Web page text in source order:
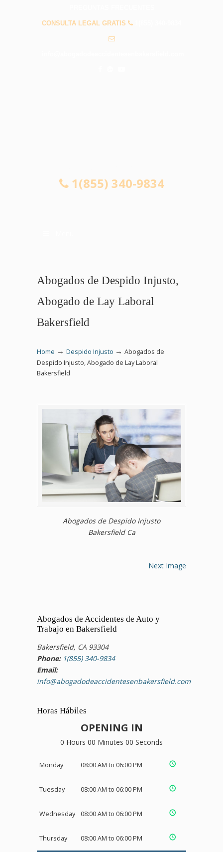
CONSULTA LEGAL GRATIS
1(855) 340-9834
Abogados de Despido Injusto,
Abogado de Lay Laboral
Bakersfield
Home → Despido Injusto → Abogados de
Despido Injusto, Abogado de Lay Laboral
Bakersfield
Abogados de Despido Injusto
Bakersfield Ca
Next Image
Abogados de Accidentes de Auto y
Trabajo en Bakersfield
Bakersfield, CA 93304
Phone: 1(855) 340-9834
Email:
info@abogadodeaccidentesenbakersfield.com
Horas Hábiles
OPENING IN
0 Hours 00 Minutes 00 Seconds
Monday 08:00 AM to 06:00 PM
Tuesday 08:00 AM to 06:00 PM
Wednesday 08:00 AM to 06:00 PM
Thursday 08:00 AM to 06:00 PM